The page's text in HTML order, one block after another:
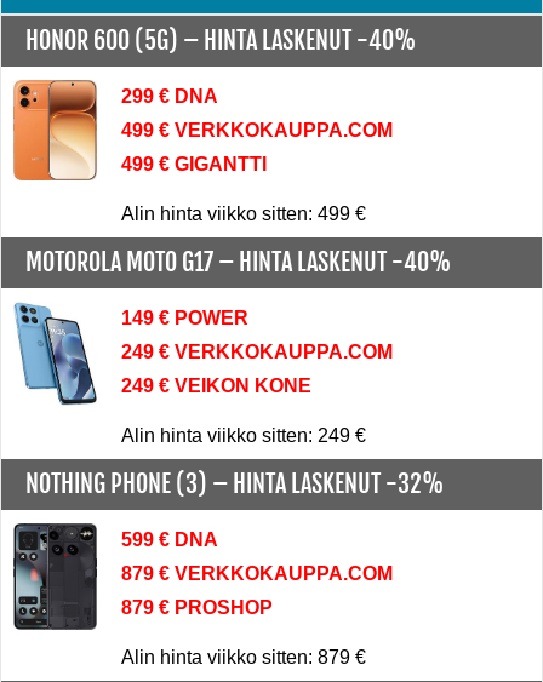
HONOR 600 (5G) – HINTA LASKENUT -40%
299 € DNA
499 € VERKKOKAUPPA.COM
499 € GIGANTTI
Alin hinta viikko sitten: 499 €
MOTOROLA MOTO G17 – HINTA LASKENUT -40%
149 € POWER
249 € VERKKOKAUPPA.COM
249 € VEIKON KONE
Alin hinta viikko sitten: 249 €
NOTHING PHONE (3) – HINTA LASKENUT -32%
599 € DNA
879 € VERKKOKAUPPA.COM
879 € PROSHOP
Alin hinta viikko sitten: 879 €